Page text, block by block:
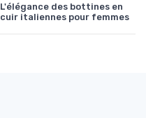
L'élégance des bottines en
cuir italiennes pour femmes